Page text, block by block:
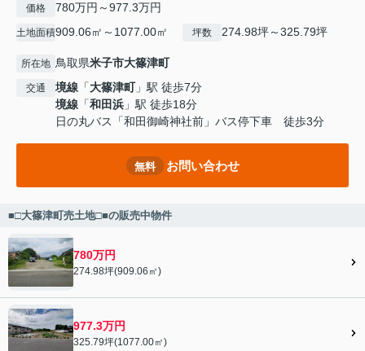
価格 780万円～977.3万円
土地面積909.06㎡～1077.00㎡ 坪数 274.98坪～325.79坪
所在地 鳥取県米子市大篠津町
交通 境線 「大篠津町」駅 徒歩7分
境線 「和田浜 」駅 徒歩18分
日の丸バス「和田御崎神社前」バス停下車 徒歩3分
無料 お問い合わせ
■□大篠津町売土地□■の販売中物件
780万円
274.98坪(909.06㎡)
977.3万円
325.79坪(1077.00㎡)